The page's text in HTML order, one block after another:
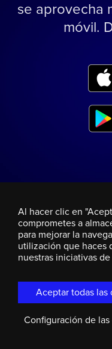
se aprovecha
móvil.
Al hacer clic en
comprometes a
para mejorar la
utilización que haces
nuestras iniciativas
Aceptar todas las
Configuración de las